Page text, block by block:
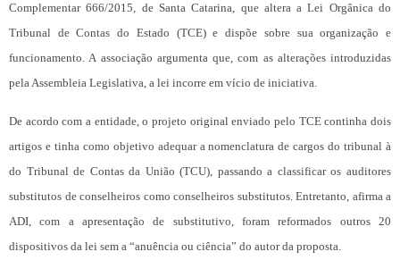
Complementar 666/2015, de Santa Catarina, que altera a Lei Orgânica do
Tribunal de Contas do Estado (TCE) e dispõe sobre sua organização e
funcionamento. A associação argumenta que, com as alterações introduzidas
pela Assembleia Legislativa, a lei incorre em vício de iniciativa.
De acordo com a entidade, o projeto original enviado pelo TCE continha dois
artigos e tinha como objetivo adequar a nomenclatura de cargos do tribunal à
do Tribunal de Contas da União (TCU), passando a classificar os auditores
substitutos de conselheiros como conselheiros substitutos. Entretanto, afirma a
ADI, com a apresentação de substitutivo, foram reformados outros 20
dispositivos da lei sem a “anuência ou ciência” do autor da proposta.